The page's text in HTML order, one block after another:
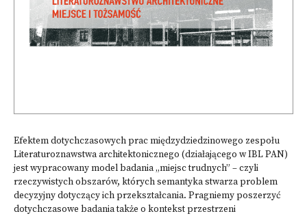
Efektem dotychczasowych prac międzydziedzinowego zespołu
Literaturoznawstwa architektonicznego (działającego w IBL PAN)
jest wypracowany model badania „miejsc trudnych” – czyli
rzeczywistych obszarów, których semantyka stwarza problem
decyzyjny dotyczący ich przekształcania. Pragniemy poszerzyć
dotychczasowe badania także o kontekst przestrzeni